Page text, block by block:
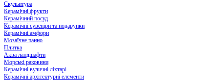
Скульптура
Керамічні фрукти
Керамічний посуд
Керамічні сувеніри та подарунки
Керамічні амфори
Мозаїчне панно
Плитка
Аква ландшафти
Морські раковини
Керамічні вуличні ліхтарі
Керамічні архітектурні елементи